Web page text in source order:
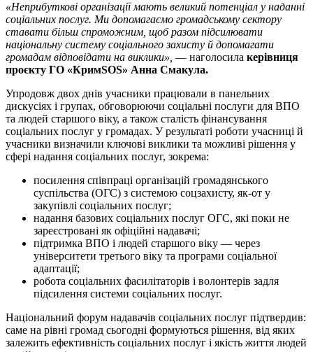
«Неприбуткові організації мають великий потенціал у наданні
соціальних послуг. Ми допомагаємо громадському сектору
ставати більш спроможним, щоб разом підсилювати
національну систему соціального захисту й допомагати
громадам відповідати на виклики», — наголосила керівниця
проєкту ГО «КримSOS» Анна Смакула.
Упродовж двох днів учасники працювали в панельних
дискусіях і групах, обговорюючи соціальні послуги для ВПО
та людей старшого віку, а також сталість фінансування
соціальних послуг у громадах. У результаті роботи учасниці й
учасники визначили ключові виклики та можливі рішення у
сфері надання соціальних послуг, зокрема:
посилення співпраці організацій громадянського
суспільства (ОГС) з системою соцзахисту, як-от у
закупівлі соціальних послуг;
надання базових соціальних послуг ОГС, які поки не
зареєстровані як офіційні надавачі;
підтримка ВПО і людей старшого віку — через
університети третього віку та програми соціальної
адаптації;
робота соціальних фасилітаторів і волонтерів задля
підсилення системи соціальних послуг.
Національний форум надавачів соціальних послуг підтвердив:
саме на рівні громад сьогодні формуються рішення, від яких
залежить ефективність соціальних послуг і якість життя людей